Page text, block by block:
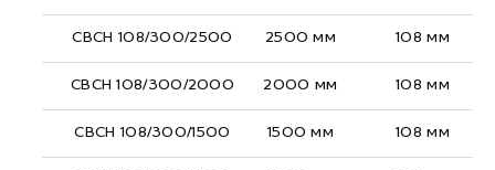
СВСН 108/300/2500 2500 мм 108 мм
СВСН 108/300/2000 2000 мм 108 мм
СВСН 108/300/1500 1500 мм 108 мм